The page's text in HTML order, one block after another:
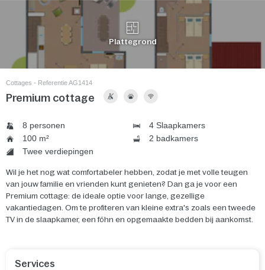
Plattegrond
Cottages - Referentie AG1414
Premium cottage
8 personen
4 Slaapkamers
100 m²
2 badkamers
Twee verdiepingen
Wil je het nog wat comfortabeler hebben, zodat je met volle teugen
van jouw familie en vrienden kunt genieten? Dan ga je voor een
Premium cottage: de ideale optie voor lange, gezellige
vakantiedagen. Om te profiteren van kleine extra's zoals een tweede
TV in de slaapkamer, een föhn en opgemaakte bedden bij aankomst.
Services